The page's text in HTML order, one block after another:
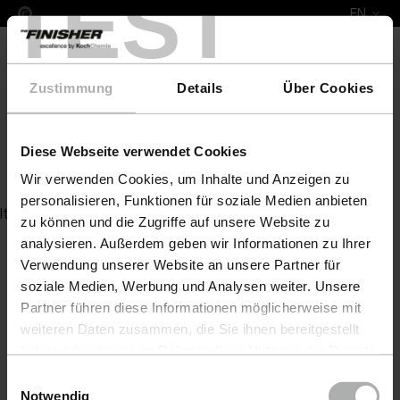
TEST
Zustimmung Details Über Cookies
Diese Webseite verwendet Cookies
Wir verwenden Cookies, um Inhalte und Anzeigen zu
personalisieren, Funktionen für soziale Medien anbieten
zu können und die Zugriffe auf unsere Website zu
analysieren. Außerdem geben wir Informationen zu Ihrer
Verwendung unserer Website an unsere Partner für
soziale Medien, Werbung und Analysen weiter. Unsere
Partner führen diese Informationen möglicherweise mit
weiteren Daten zusammen, die Sie ihnen bereitgestellt
Einstellungen zu den Cookies finden Sie unter
Notwendig
EN
COLOURLOCK Top Life 1 l
Item not found